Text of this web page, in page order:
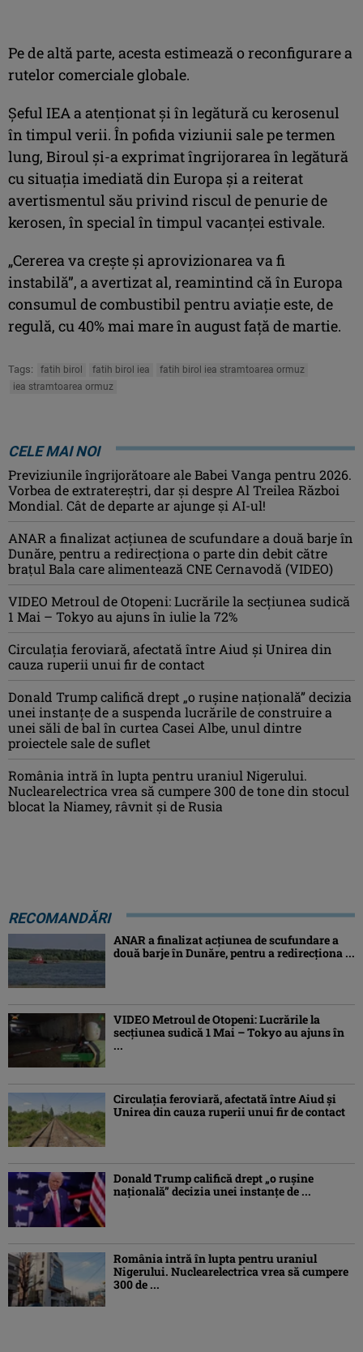
Pe de altă parte, acesta estimează o reconfigurare a
rutelor comerciale globale.
Şeful IEA a atenţionat şi în legătură cu kerosenul
în timpul verii. În pofida viziunii sale pe termen
lung, Biroul şi-a exprimat îngrijorarea în legătură
cu situaţia imediată din Europa şi a reiterat
avertismentul său privind riscul de penurie de
kerosen, în special în timpul vacanţei estivale.
„Cererea va creşte şi aprovizionarea va fi
instabilă”, a avertizat al, reamintind că în Europa
consumul de combustibil pentru aviaţie este, de
regulă, cu 40% mai mare în august faţă de martie.
Tags: fatih birol fatih birol iea
fatih birol iea stramtoarea ormuz
iea stramtoarea ormuz
CELE MAI NOI
Previziunile îngrijorătoare ale Babei Vanga pentru 2026.
Vorbea de extratereștri, dar și despre Al Treilea Război
Mondial. Cât de departe ar ajunge și AI-ul!
ANAR a finalizat acțiunea de scufundare a două barje în
Dunăre, pentru a redirecționa o parte din debit către
brațul Bala care alimentează CNE Cernavodă (VIDEO)
VIDEO Metroul de Otopeni: Lucrările la secțiunea sudică
1 Mai – Tokyo au ajuns în iulie la 72%
Circulația feroviară, afectată între Aiud şi Unirea din
cauza ruperii unui fir de contact
Donald Trump califică drept „o ruşine naţională” decizia
unei instanțe de a suspenda lucrările de construire a
unei săli de bal în curtea Casei Albe, unul dintre
proiectele sale de suflet
România intră în lupta pentru uraniul Nigerului.
Nuclearelectrica vrea să cumpere 300 de tone din stocul
blocat la Niamey, râvnit și de Rusia
RECOMANDĂRI
ANAR a finalizat acțiunea de scufundare a
două barje în Dunăre, pentru a redirecționa ...
VIDEO Metroul de Otopeni: Lucrările la
secțiunea sudică 1 Mai – Tokyo au ajuns în
...
Circulația feroviară, afectată între Aiud şi
Unirea din cauza ruperii unui fir de contact
Donald Trump califică drept „o ruşine
naţională” decizia unei instanțe de ...
România intră în lupta pentru uraniul
Nigerului. Nuclearelectrica vrea să cumpere
300 de ...